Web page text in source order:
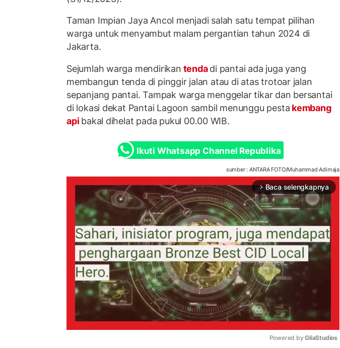
Taman Impian Jaya Ancol menjadi salah satu tempat pilihan
warga untuk menyambut malam pergantian tahun 2024 di
Jakarta.
Sejumlah warga mendirikan tendadi pantai ada juga yang
membangun tenda di pinggir jalan atau di atas trotoar jalan
sepanjang pantai. Tampak warga menggelar tikar dan bersantai
di lokasi dekat Pantai Lagoon sambil menunggu pesta kembang
api bakal dihelat pada pukul 00.00 WIB.
Ikuti Whatsapp Channel Republika
sumber : ANTARA FOTO/Muhammad Adimaja
arrow_forward_ios Baca selengkapnya
Powered by GliaStudios